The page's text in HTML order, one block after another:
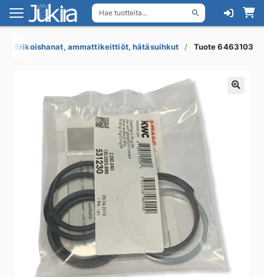
Hae tuotteita...
Siirry
navigointiin
Siirry
sisältöön
Erikoishanat, ammattikeittiöt, hätäsuihkut Tuote 6463103